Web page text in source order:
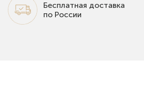
Бесплатная доставка
по России